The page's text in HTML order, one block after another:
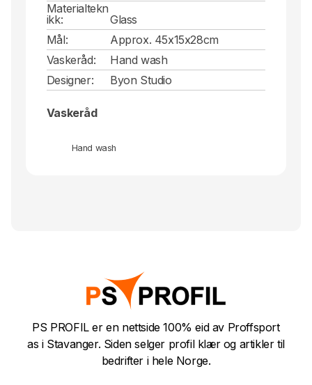
Materialtekn
ikk:
Glass
Mål:
Approx. 45x15x28cm
Vaskeråd:
Hand wash
Designer:
Byon Studio
Vaskeråd
Hand wash
PS PROFIL er en nettside 100% eid av Proffsport
as i Stavanger. Siden selger profil klær og artikler til
bedrifter i hele Norge.